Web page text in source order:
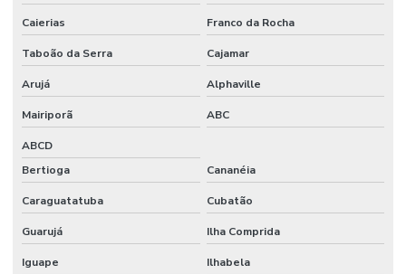
Orçamento de piso industrial
Pintura epóxi alto tráfego
Pintura epóxi autonivelante
Pintura epóxi para galpão
Pintura epóxi industrial
Pintura epóxi para piso de fábrica
Pintura epóxi para piso industrial
Caierias Franco da Rocha
Taboão da Serra Cajamar
Arujá Alphaville
Mairiporã ABC
ABCD
Bertioga
Cananéia
Caraguatatuba Cubatão
Guarujá Ilha Comprida
Iguape Ilhabela